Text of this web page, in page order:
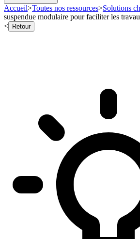
Accueil>Toutes nos ressources>Solutions
suspendue modulaire pour faciliter les
<
Retour